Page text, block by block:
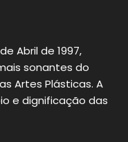
Abril de 1997,
sonantes do
Artes Plásticas. A
e dignificação das